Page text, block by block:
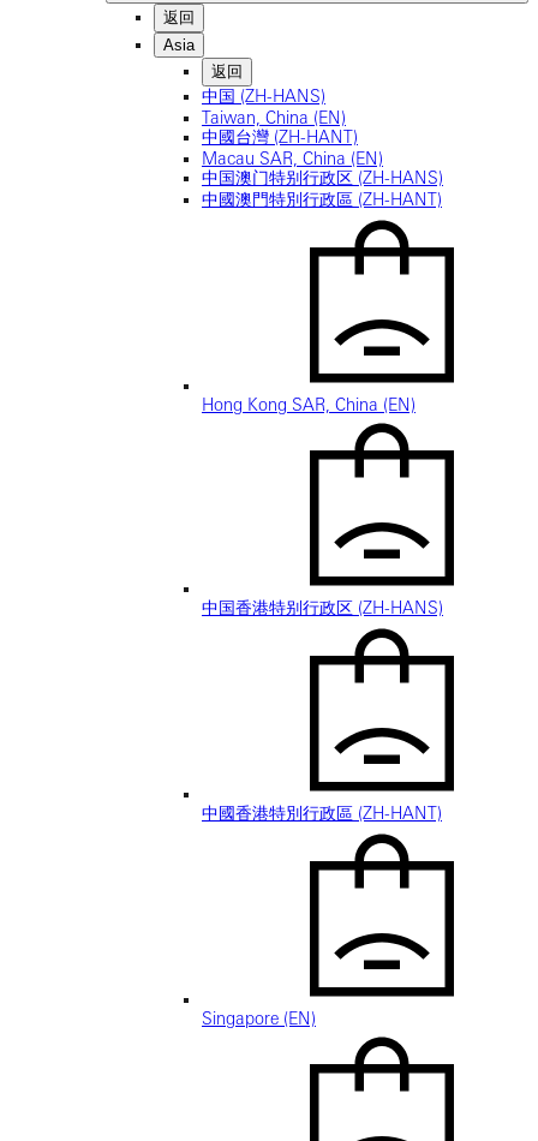
返回
Asia
返回
中国 (ZH-HANS)
Taiwan, China (EN)
中國台灣 (ZH-HANT)
Macau SAR, China (EN)
中国澳门特别行政区 (ZH-HANS)
中國澳門特別行政區 (ZH-HANT)
Hong Kong SAR, China (EN)
中国香港特别行政区 (ZH-HANS)
中國香港特別行政區 (ZH-HANT)
Singapore (EN)